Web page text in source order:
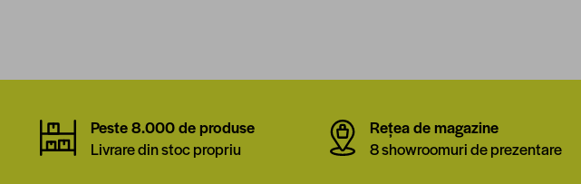
Peste 8.000 de produse
Livrare din stoc propriu
Rețea de magazine
8 showroomuri de prezentare